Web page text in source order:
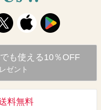
も使える10％OFF
ゼント
料無料